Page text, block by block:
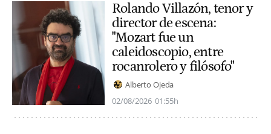
Rolando Villazón, tenor y
director de escena:
"Mozart fue un
caleidoscopio, entre
rocanrolero y filósofo"
Alberto Ojeda
02/08/2026 01:55h